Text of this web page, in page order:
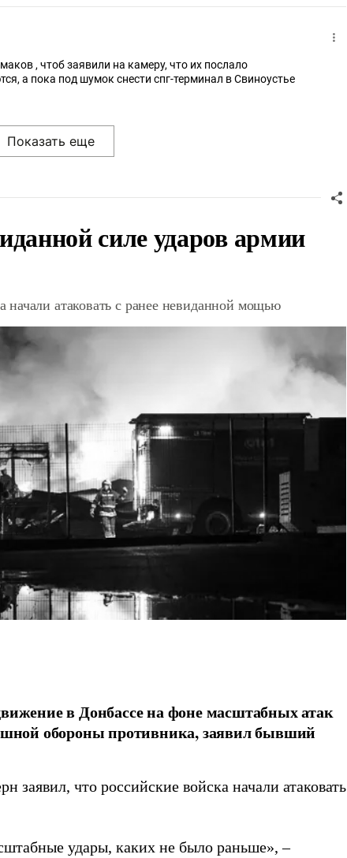
, чтоб заявили на камеру, что их послало
правительство... пусть оправдываются, а пока под шумок снести спг-терминал в Свиноустье
силе ударов армии
атаковать с ранее невиданной мощью
в Донбассе на фоне масштабных атак
обороны противника, заявил бывший
что российские войска начали атаковать
удары, каких не было раньше», –